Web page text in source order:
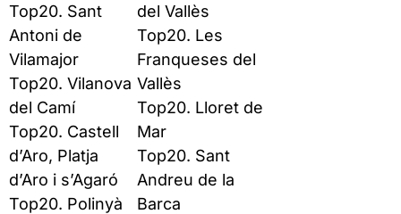
Top20. Sant
Antoni de
Vilamajor
Top20. Vilanova
del Camí
Top20. Castell
d’Aro, Platja
d’Aro i s’Agaró
Top20. Polinyà
del Vallès
Top20. Les
Franqueses del
Vallès
Top20. Lloret de
Mar
Top20. Sant
Andreu de la
Barca